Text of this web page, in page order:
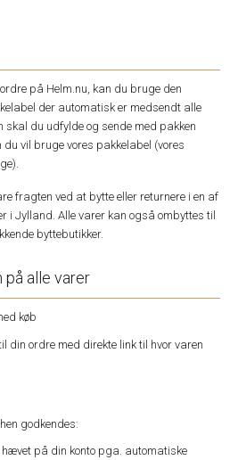
på Helm.nu, kan du bruge den
der automatisk er medsendt alle
skal du udfylde og sende med pakken
vil bruge vores pakkelabel (vores
fragten ved at bytte eller returnere i en af
i Jylland. Alle varer kan også ombyttes til
byttebutikker.
alle varer
køb
din ordre med direkte link til hvor varen
godkendes:
på din konto pga. automatiske